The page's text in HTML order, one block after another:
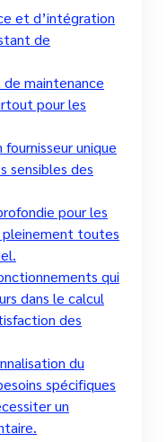
et d’intégration
de
maintenance
pour les
unique
sensibles des
pour les
toutes
qui
dans le calcul
des
du
spécifiques
un